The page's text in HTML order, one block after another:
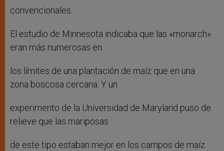
convencionales.
El estudio de Minnesota indicaba que las «monarch»
eran más numerosas en
los límites de una plantación de maíz que en una
zona boscosa cercana. Y un
experimento de la Universidad de Maryland puso de
relieve que las mariposas
de este tipo estaban mejor en los campos de maíz